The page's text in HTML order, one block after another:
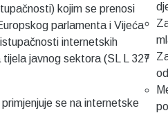
kojim se prenosi
parlamenta i Vijeća
internetskih
javnog sektora (SL L 327
se na internetske